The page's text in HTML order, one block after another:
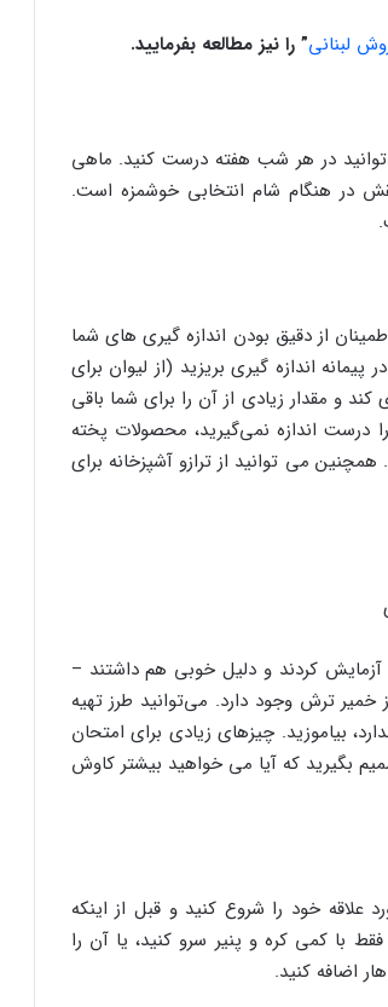
لبنانی” را نیز مطالعه بفرمایید.
در هر شب هفته درست کنید. ماهی
در هنگام شام انتخابی خوشمزه است.
از دقیق بودن اندازه گیری های شما
اندازه گیری بریزید (از لیوان برای
کند و مقدار زیادی از آن را برای شما باقی
اندازه نمی‌گیرید، محصولات پخته
می توانید از ترازو آشپزخانه برای
کردند و دلیل خوبی هم داشتند –
ترش وجود دارد. می‌توانید طرز تهیه
بیاموزید. چیزهای زیادی برای امتحان
بگیرید که آیا می خواهید بیشتر کاوش
خود را شروع کنید و قبل از اینکه
با کمی کره و پنیر سرو کنید، یا آن را
اضافه کنید.